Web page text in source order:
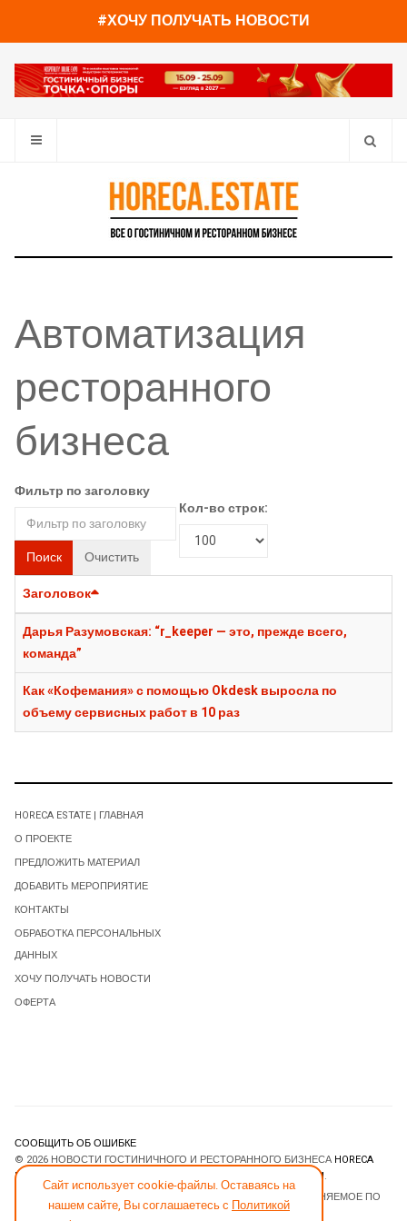
#ХОЧУ ПОЛУЧАТЬ НОВОСТИ
Автоматизация
ресторанного
бизнеса
Фильтр по заголовку
Поиск Очистить
Кол-во строк:
Заголовок
Дарья Разумовская: “r_keeper — это, прежде всего,
команда”
Как «Кофемания» с помощью Okdesk выросла по
объему сервисных работ в 10 раз
Сайт использует cookie-файлы. Оставаясь на
нашем сайте, Вы соглашаетесь с Политикой
HORECA ESTATE | ГЛАВНАЯ
О ПРОЕКТЕ
ПРЕДЛОЖИТЬ МАТЕРИАЛ
ДОБАВИТЬ МЕРОПРИЯТИЕ
КОНТАКТЫ
ОБРАБОТКА ПЕРСОНАЛЬНЫХ
ДАННЫХ
ХОЧУ ПОЛУЧАТЬ НОВОСТИ
ОФЕРТА
СООБЩИТЬ ОБ ОШИБКЕ
© 2026 НОВОСТИ ГОСТИНИЧНОГО И РЕСТОРАННОГО БИЗНЕСА HORECA
ESTATE
JOOMLART.COM.
- ПРОГРАММНОЕ ОБЕСПЕЧЕНИЕ, РАСПРОСТРАНЯЕМОЕ ПО
ЛИЦЕНЗИИGNU GENERAL PUBLIC LICENSE